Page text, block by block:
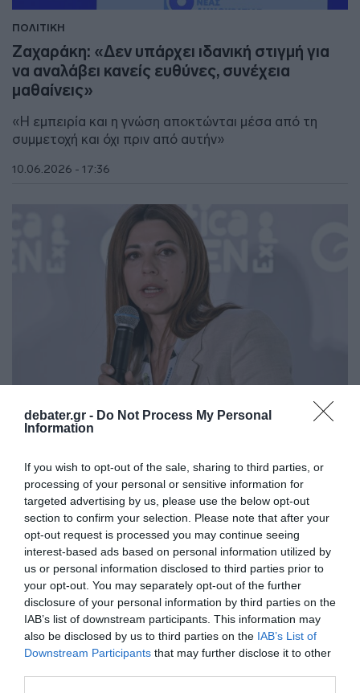
debater.gr - Do Not Process My Personal
Information
If you wish to opt-out of the sale, sharing to third parties, or
processing of your personal or sensitive information for
targeted advertising by us, please use the below opt-out
section to confirm your selection. Please note that after your
opt-out request is processed you may continue seeing
interest-based ads based on personal information utilized by
us or personal information disclosed to third parties prior to
your opt-out. You may separately opt-out of the further
disclosure of your personal information by third parties on the
IAB’s list of downstream participants. This information may
also be disclosed by us to third parties on the IAB’s List of
Downstream Participants that may further disclose it to other
ΠΟΛΙΤΙΚΗ
Ζαχαράκη: «Δεν υπάρχει ιδανική στιγμή για
να αναλάβει κανείς ευθύνες, συνέχεια
μαθαίνεις»
«Η εμπειρία και η γνώση αποκτώνται μέσα από τη
συμμετοχή και όχι πριν από αυτήν»
10.06.2026 - 17:36
Ζαχαράκη: «Με τη θεματική «Φροντίζω το
Περιβάλλον» οι μαθητές καλλιεργούν την
οικολογική συνείδηση»
«Το υπουργείο επικαιροποιεί το υλικό στα
Εργαστήρια Δεξιοτήτων»
27.05.2026 - 14:51